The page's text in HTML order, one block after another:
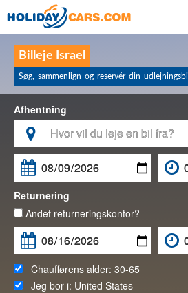
Billeje Israel
Søg, sammenlign og reservér din udlejningsbil
Afhentning

Returnering
Andet returneringskontor?
Chaufførens alder: 30-65
Jeg bor i: United States